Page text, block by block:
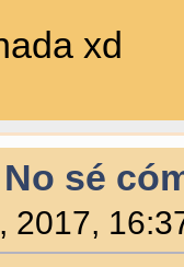
xd
No sé
2017,